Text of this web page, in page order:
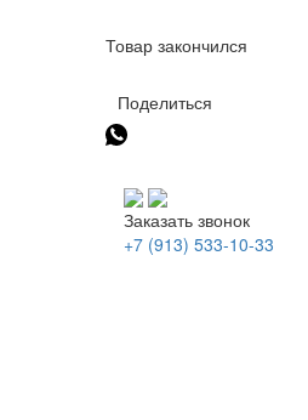
Товар закончился
Поделиться
Заказать звонок
+7 (913) 533-10-33